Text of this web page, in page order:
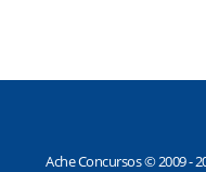
Ache Concursos © 2009 -